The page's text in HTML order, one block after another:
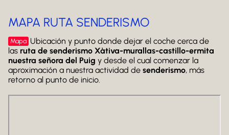
MAPA RUTA SENDERISMO
Mapa Ubicación y punto donde dejar el coche cerca de
las ruta de senderismo Xàtiva-murallas-castillo-ermita
nuestra señora del Puig y desde el cual comenzar la
aproximación a nuestra actividad de senderismo, más
retorno al punto de inicio.